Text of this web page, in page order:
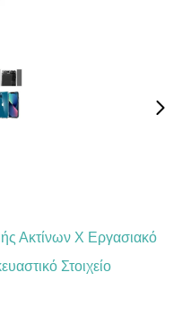
Ακτίνων Χ Εργασιακό
Στοιχείο